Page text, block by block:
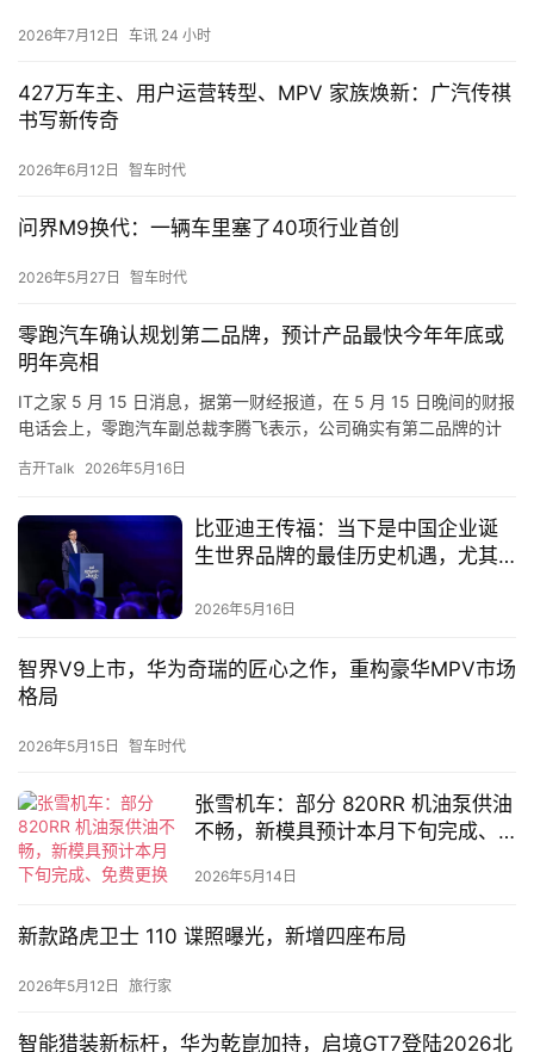
评
测
师
旅
家
讯
快
报
栏
吉
T
l
k
登录
2026年7月12日 车讯 24 小时
427万车主、用户运营转型、MPV 家族焕新：广汽传祺
书写新传奇
2026年6月12日 智车时代
问界M9换代：一辆车里塞了40项行业首创
2026年5月27日 智车时代
零跑汽车确认规划第二品牌，预计产品最快今年年底或
明年亮相
IT之家 5 月 15 日消息，据第一财经报道，在 5 月 15 日晚间的财报
电话会上，零跑汽车副总裁李腾飞表示，公司确实有第二品牌的计
吉开Talk 2026年5月16日
比亚迪王传福：当下是中国企业诞
生世界品牌的最佳历史机遇，尤其
2026年5月16日
智界V9上市，华为奇瑞的匠心之作，重构豪华MPV市场
格局
2026年5月15日 智车时代
张雪机车：部分 820RR 机油泵供油
不畅，新模具预计本月下旬完成、
2026年5月14日
新款路虎卫士 110 谍照曝光，新增四座布局
2026年5月12日 旅行家
智能猎装新标杆，华为乾崑加持，启境GT7登陆2026北